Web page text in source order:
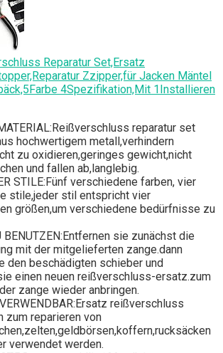
Reparatur Set,Ersatz
Zzipper,für Jacken Mäntel
4Spezifikation,Mit 1Installieren
reparatur set
hochwertigem metall,verhindern
zu oxidieren,geringes gewicht,nicht
und fallen ab,langlebig.
STILE:Fünf verschiedene farben, vier
stile,jeder stil entspricht vier
größen,um verschiedene bedürfnisse zu
BENUTZEN:Entfernen sie zunächst die
mit der mitgelieferten zange.dann
den beschädigten schieber und
einen neuen reißverschluss-ersatz.zum
zange wieder anbringen.
reißverschluss
zum reparieren von
verwendet werden.